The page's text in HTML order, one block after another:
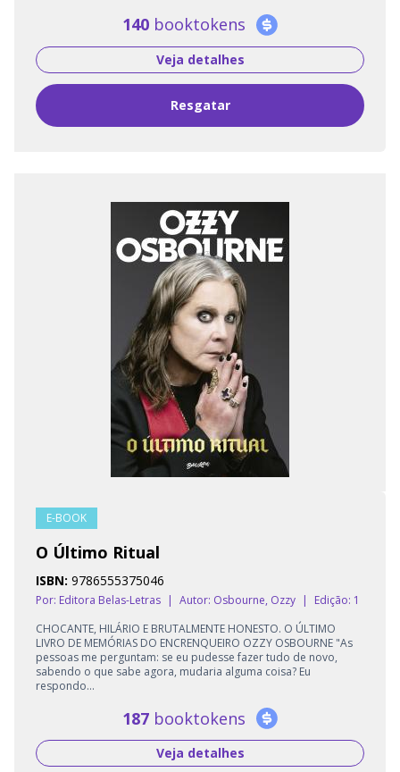
140 booktokens
Veja detalhes
Resgatar
E-BOOK
O Último Ritual
ISBN: 9786555375046
Por: Editora Belas-Letras | Autor: Osbourne, Ozzy |
Edição: 1
CHOCANTE, HILÁRIO E BRUTALMENTE HONESTO. O ÚLTIMO
LIVRO DE MEMÓRIAS DO ENCRENQUEIRO OZZY OSBOURNE "As
pessoas me perguntam: se eu pudesse fazer tudo de novo,
sabendo o que sabe agora, mudaria alguma coisa? Eu
respondo...
187 booktokens
Veja detalhes